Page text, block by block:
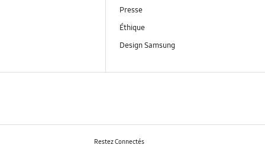
Presse
Éthique
Design Samsung
Restez Connectés